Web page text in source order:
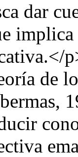
dar
de